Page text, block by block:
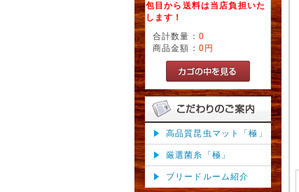
包目から送料は当店負担いた
します！
合計数量： 0
商品金額： 0円
高品質昆虫マット「極」
厳選菌糸「極」
ブリードルーム紹介